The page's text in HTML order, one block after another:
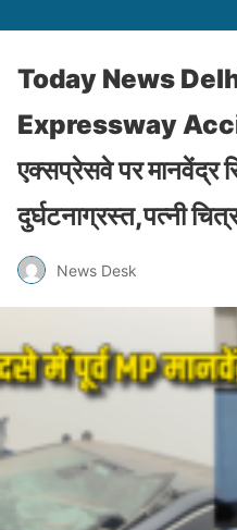
Today News
Expressway
एक्सप्रेसवे पर मानवेंद्र
दुर्घटनाग्रस्त,पत्नी
News Desk